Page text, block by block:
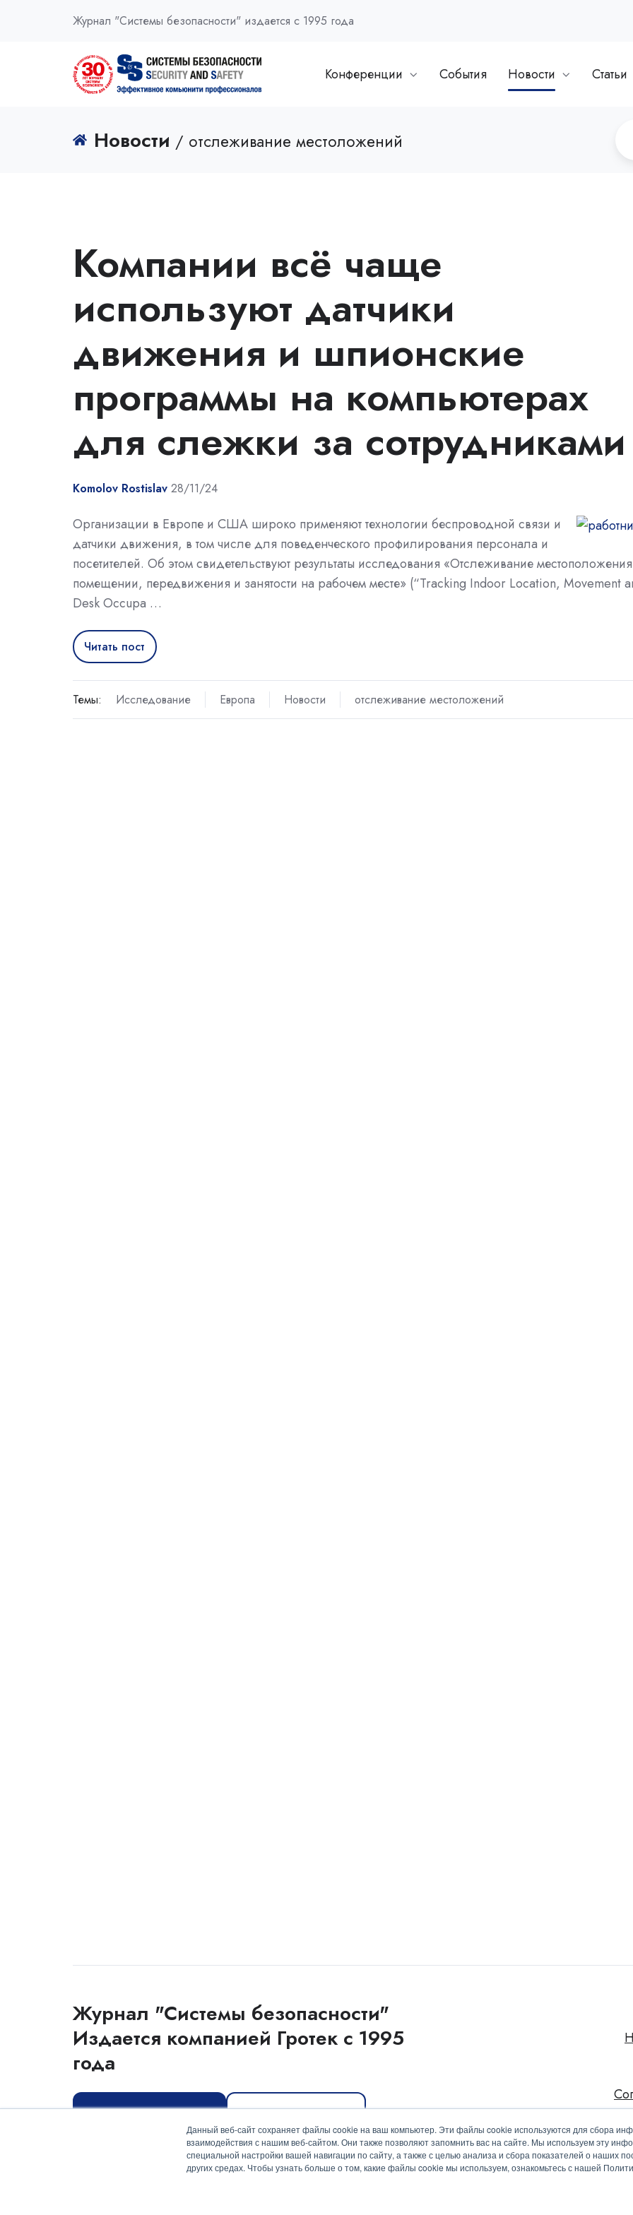
Данный веб-сайт сохраняет файлы cookie на ваш компьютер. Эти файлы cookie используются для сбора
взаимодействия с нашим веб-сайтом. Они также позволяют запомнить вас на сайте. Мы используем эту
специальной настройки вашей навигации по сайту, а также с целью анализа и сбора показателей о наших
других средах. Чтобы узнать больше о том, какие файлы cookie мы используем, ознакомьтесь с нашей
Журнал "Системы безопасности" издается с 1995 года
Конференции События Новости Статьи
Новости / отслеживание местоложений
Компании всё чаще
используют датчики
движения и шпионские
программы на компьютерах
для слежки за сотрудниками
Komolov Rostislav 28/11/24
Организации в Европе и США широко применяют технологии беспроводной связи и
датчики движения, в том числе для поведенческого профилирования персонала и
посетителей. Об этом свидетельствуют результаты исследования «Отслеживание
помещении, передвижения и занятости на рабочем месте» (“Tracking Indoor Location, Movement
Desk Occupa …
Читать пост
Темы: Исследование Европа Новости отслеживание местоложений
Журнал "Системы безопасности"
Издается компанией Гротек с 1995
года
Оформить подписку Скачать медиакит